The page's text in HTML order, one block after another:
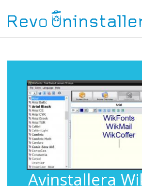
Avinstallera